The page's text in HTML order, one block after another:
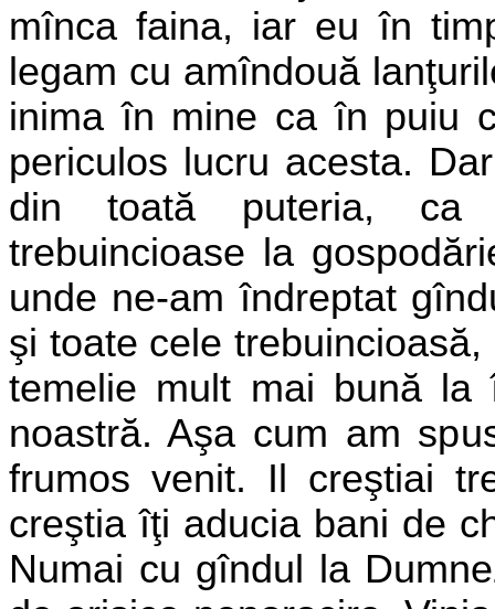
mînca faina, iar eu în
legam cu amîndouă
inima în mine ca în puiu
periculos lucru acesta.
din toată puteria, ca
trebuincioase la
unde ne-am îndreptat
şi toate cele
temelie mult mai bună
noastră. Aşa cum am
frumos venit. Il creştiai
creştia îţi aducia bani de
Numai cu gîndul la